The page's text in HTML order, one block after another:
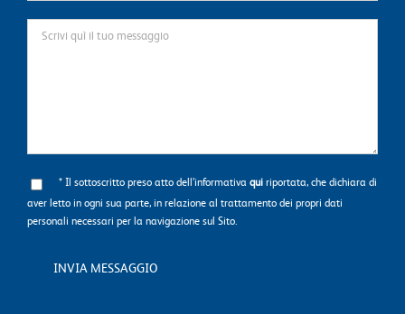
* Il sottoscritto preso atto dell’informativa quiriportata, che dichiara di
aver letto in ogni sua parte, in relazione al trattamento dei propri dati
personali necessari per la navigazione sul Sito.